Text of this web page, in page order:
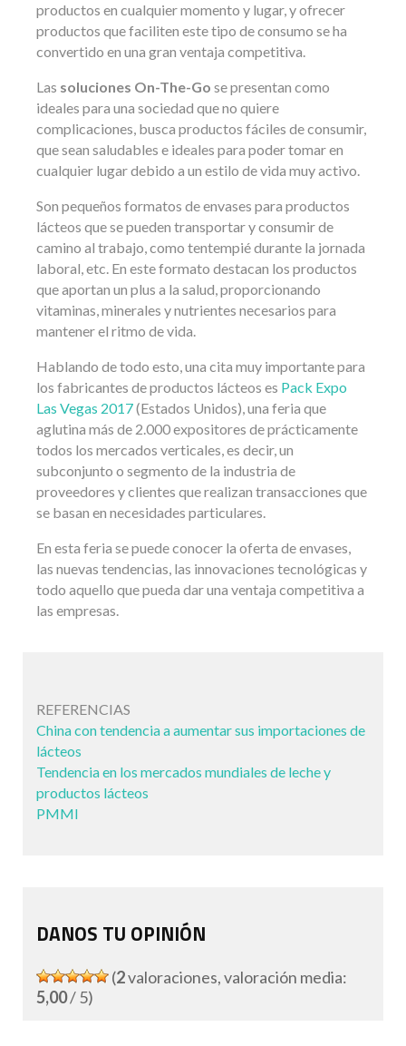
productos en cualquier momento y lugar, y ofrecer
productos que faciliten este tipo de consumo se ha
convertido en una gran ventaja competitiva.
Las soluciones On-The-Go se presentan como
ideales para una sociedad que no quiere
complicaciones, busca productos fáciles de consumir,
que sean saludables e ideales para poder tomar en
cualquier lugar debido a un estilo de vida muy activo.
Son pequeños formatos de envases para productos
lácteos que se pueden transportar y consumir de
camino al trabajo, como tentempié durante la jornada
laboral, etc. En este formato destacan los productos
que aportan un plus a la salud, proporcionando
vitaminas, minerales y nutrientes necesarios para
mantener el ritmo de vida.
Hablando de todo esto, una cita muy importante para
los fabricantes de productos lácteos es Pack Expo
Las Vegas 2017(Estados Unidos), una feria que
aglutina más de 2.000 expositores de prácticamente
todos los mercados verticales, es decir, un
subconjunto o segmento de la industria de
proveedores y clientes que realizan transacciones que
se basan en necesidades particulares.
En esta feria se puede conocer la oferta de envases,
las nuevas tendencias, las innovaciones tecnológicas y
todo aquello que pueda dar una ventaja competitiva a
las empresas.
REFERENCIAS
China con tendencia a aumentar sus importaciones de
lácteos
Tendencia en los mercados mundiales de leche y
productos lácteos
PMMI
DANOS TU OPINIÓN
(2valoraciones, valoración media:
5,00/ 5)